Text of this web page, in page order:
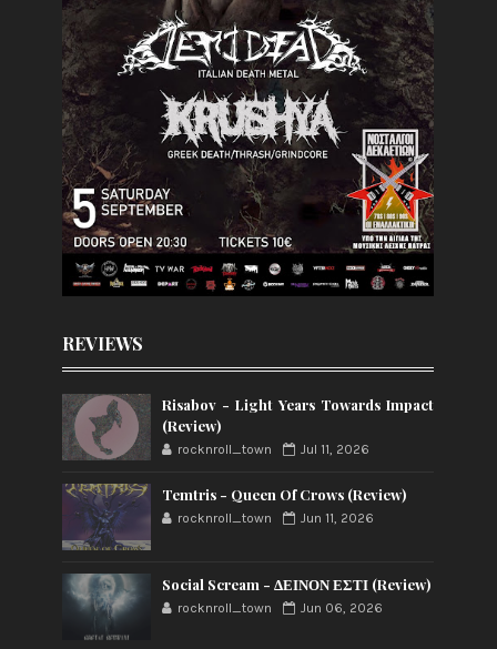
REVIEWS
Risabov - Light Years Towards Impact
(Review)
rocknroll_town Jul 11, 2026
Temtris - Queen Of Crows (Review)
rocknroll_town Jun 11, 2026
Social Scream - ΔΕΙΝΟΝ ΕΣΤΙ (Review)
rocknroll_town Jun 06, 2026